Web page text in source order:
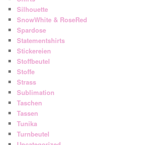
Silhouette
SnowWhite & RoseRed
Spardose
Statementshirts
Stickereien
Stoffbeutel
Stoffe
Strass
Sublimation
Taschen
Tassen
Tunika
Turnbeutel